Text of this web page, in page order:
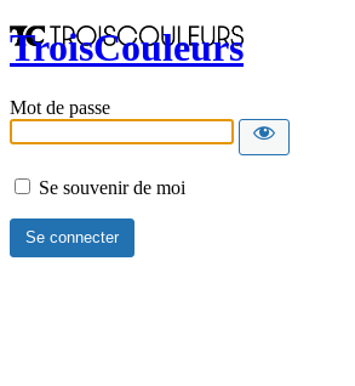
TroisCouleurs
Mot de passe
Se souvenir de moi